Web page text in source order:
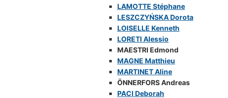
LAMOTTE Stéphane
LESZCZYŃSKA Dorota
LOISELLE Kenneth
LORETI Alessio
MAESTRI Edmond
MAGNE Matthieu
MARTINET Aline
ÖNNERFORS Andreas
PACI Deborah